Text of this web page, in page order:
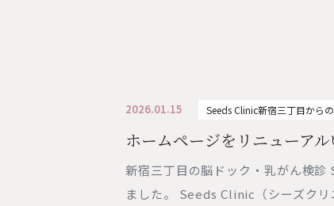
2026.01.15 Seeds Clinic新宿三丁目から
ホームページをリニューア
新宿三丁目の脳ドック・乳がん検
ました。 Seeds Clinic（シーズク